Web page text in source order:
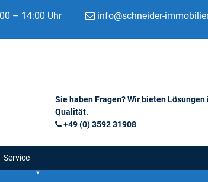
– 14:00 Uhr info@schneider-
Sie haben Fragen? Wir bieten Lösungen
Qualität.
+49 (0) 3592 31908
Service